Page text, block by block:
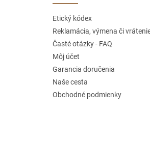
Etický kódex
Reklamácia, výmena či
Časté otázky - FAQ
Môj účet
Garancia doručenia
Naše cesta
Obchodné podmienky